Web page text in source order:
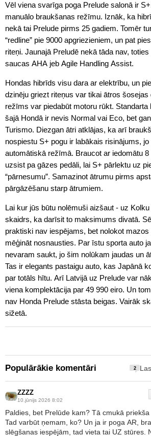
Vēl viena svarīga poga Prelude salonā ir
manuālo braukšanas režīmu. Iznāk, ka
nekā tai Prelude pirms 25 gadiem. Tomēr
“redline” pie 9000 apgriezieniem, un pat
riteņi. Jaunajā Preludē nekā tāda nav,
saucas AHA jeb Agile Handling Assist.
Hondas hibrīds visu dara ar elektrību, un
dzinēju griezt riteņus var tikai ātros šosejas
režīms var piedabūt motoru rūkt.
šajā Hondā ir nevis Normal vai Eco, bet
Turismo. Diezgan ātri atklājas, ka arī
nospiestu S+ pogu ir labākais risinājums,
automātiskā režīmā. Braucot ar iedomātu
uzsist pa gāzes pedāli, lai S+ pārlektu uz
“pārnesumu”. Samazinot ātrumu pirms
pārgāzēšanu starp ātrumiem.
Lai kur jūs būtu nolēmuši aizšaut - uz
skaidrs, ka darīsit to maksimums divatā.
praktiski nav iespējams, bet nolokot
mēģināt nosnausties. Par īstu sporta auto
nevaram saukt, jo šim nolūkam jaudas un
Tas ir elegants pastaigu auto, kas Japānā
par totāls hītu. Arī Latvijā uz Prelude var
viena komplektācija par 49 990 eiro. Un
nav Honda Prelude stāsta beigas. Vairāk
sižetā.
Populārākie komentāri 2
ZZZZ
10.jūnijs 2026 8:02
Paldies, bet Prelūde kam? Tā cmukā
Tad varbūt ņemam, ko? Un ja ir poga AR,
slēgšanas iespējām, tad vieta tai UZ stūres.